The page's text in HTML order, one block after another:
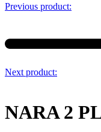
Previous product:
Next product:
NARA 2